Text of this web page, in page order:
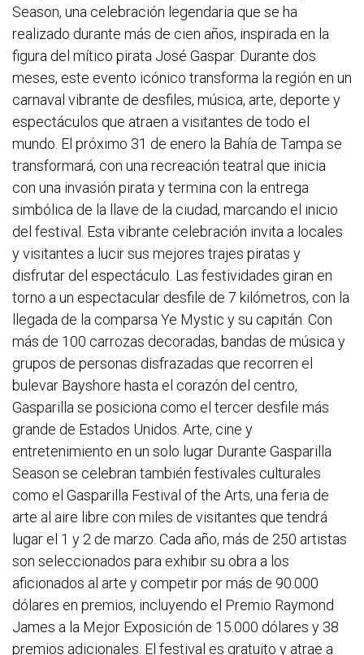
Season, una celebración legendaria que se ha
realizado durante más de cien años, inspirada en la
figura del mítico pirata José Gaspar. Durante dos
meses, este evento icónico transforma la región en un
carnaval vibrante de desfiles, música, arte, deporte y
espectáculos que atraen a visitantes de todo el
mundo. El próximo 31 de enero la Bahía de Tampa se
transformará, con una recreación teatral que inicia
con una invasión pirata y termina con la entrega
simbólica de la llave de la ciudad, marcando el inicio
del festival. Esta vibrante celebración invita a locales
y visitantes a lucir sus mejores trajes piratas y
disfrutar del espectáculo. Las festividades giran en
torno a un espectacular desfile de 7 kilómetros, con la
llegada de la comparsa Ye Mystic y su capitán. Con
más de 100 carrozas decoradas, bandas de música y
grupos de personas disfrazadas que recorren el
bulevar Bayshore hasta el corazón del centro,
Gasparilla se posiciona como el tercer desfile más
grande de Estados Unidos. Arte, cine y
entretenimiento en un solo lugar Durante Gasparilla
Season se celebran también festivales culturales
como el Gasparilla Festival of the Arts, una feria de
arte al aire libre con miles de visitantes que tendrá
lugar el 1 y 2 de marzo. Cada año, más de 250 artistas
son seleccionados para exhibir su obra a los
aficionados al arte y competir por más de 90.000
dólares en premios, incluyendo el Premio Raymond
James a la Mejor Exposición de 15.000 dólares y 38
premios adicionales. El festival es gratuito y atrae a